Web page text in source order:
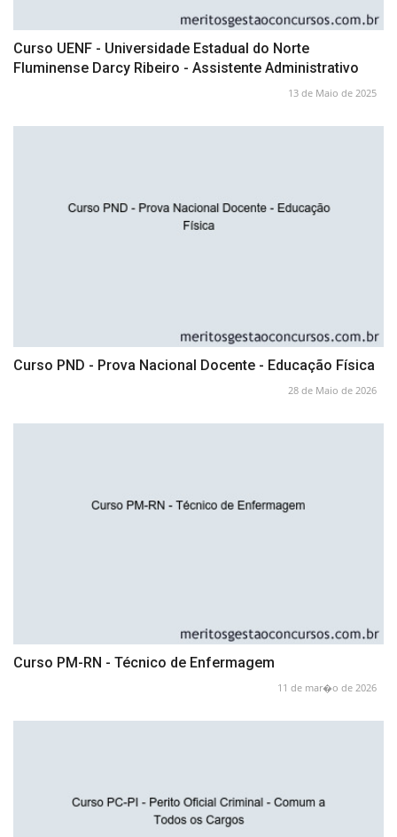
Curso UENF - Universidade Estadual do Norte
Fluminense Darcy Ribeiro - Assistente Administrativo
13 de Maio de 2025
Curso PND - Prova Nacional Docente - Educação Física
28 de Maio de 2026
Curso PM-RN - Técnico de Enfermagem
11 de mar�o de 2026